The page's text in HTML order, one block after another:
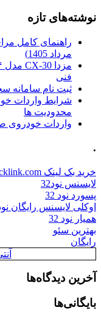
نوشته‌های تازه
مرداد 1405)
فنی
ثبت نام سامانه
شرایط واردات
محدودیت ها
واردات خودروی
.
خرید بک لینک behtarinbacklink.com
لایسنس نود32
پسورد نود 32
اوکلی لایسنس رایگان نود
همیار نود 32
بهترین سئو
رایگان
آخرین دیدگاه‌ها
بایگانی‌ها